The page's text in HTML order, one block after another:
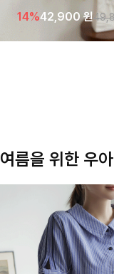
라우스 🤍 여유로운 7부 소
기 좋은 아이템이에요
14%42,900원
여름을 위한 우